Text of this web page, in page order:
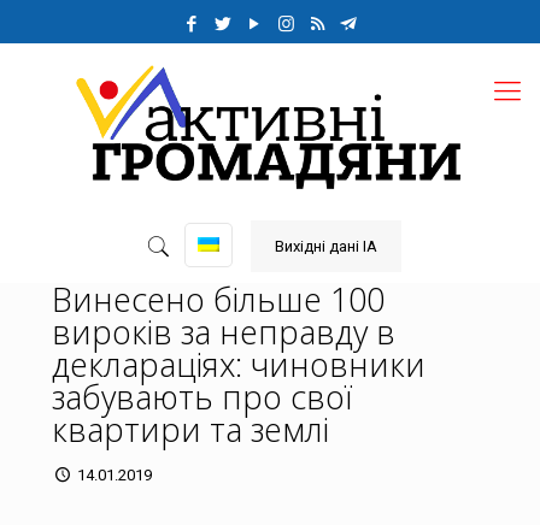
Вихідні дані ІА
Винесено більше 100
вироків за неправду в
деклараціях: чиновники
забувають про свої
квартири та землі
14.01.2019